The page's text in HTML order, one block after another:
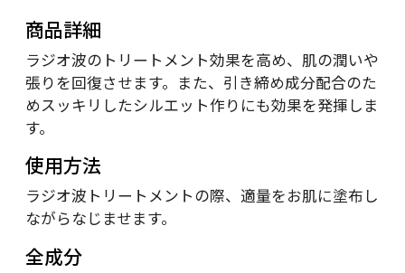
商品詳細
ラジオ波のトリートメント効果を高め、肌の潤いや
張りを回復させます。また、引き締め成分配合のた
めスッキリしたシルエット作りにも効果を発揮しま
す。
使用方法
ラジオ波トリートメントの際、適量をお肌に塗布し
ながらなじませます。
全成分